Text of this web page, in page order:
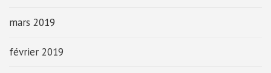
mars 2019
février 2019